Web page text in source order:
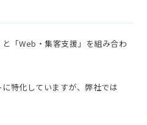
「Web・集客支援」を組み合わ
特化していますが、弊社では